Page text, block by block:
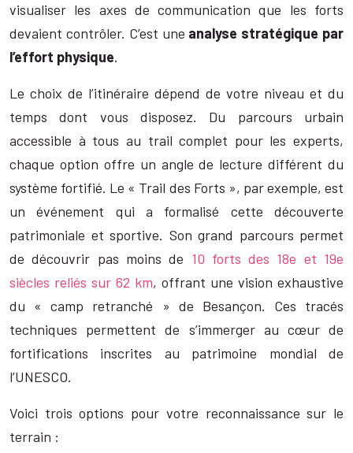
visualiser les axes de communication que les forts
devaient contrôler. C’est une analyse stratégique par
l’effort physique.
Le choix de l’itinéraire dépend de votre niveau et du
temps dont vous disposez. Du parcours urbain
accessible à tous au trail complet pour les experts,
chaque option offre un angle de lecture différent du
système fortifié. Le « Trail des Forts », par exemple, est
un événement qui a formalisé cette découverte
patrimoniale et sportive. Son grand parcours permet
de découvrir pas moins de 10 forts des 18e et 19e
siècles reliés sur 62 km, offrant une vision exhaustive
du « camp retranché » de Besançon. Ces tracés
techniques permettent de s’immerger au cœur de
fortifications inscrites au patrimoine mondial de
l’UNESCO.
Voici trois options pour votre reconnaissance sur le
terrain :